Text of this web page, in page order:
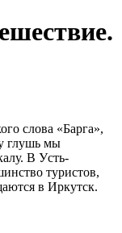
слова «Барга»,
глушь мы
В Уcть-
туристов,
в Иркутск.